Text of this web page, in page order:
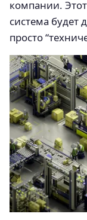
компании.
система будет
просто